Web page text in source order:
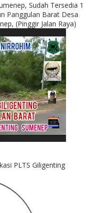
Sudah Tersedia 1
Panggulan Barat Desa
(Pinggir Jalan Raya)
PLTS Giligenting